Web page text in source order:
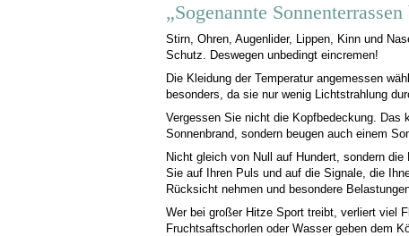
„Sogenannte
Stirn, Ohren, Augenlider, Lippen, Kinn und
Schutz. Deswegen unbedingt eincremen!
Die Kleidung der Temperatur angemessen
besonders, da sie nur wenig Lichtstrahlung
Vergessen Sie nicht die Kopfbedeckung.
Sonnenbrand, sondern beugen auch einem
Nicht gleich von Null auf Hundert, sondern
Sie auf Ihren Puls und auf die Signale, die
Rücksicht nehmen und besondere
Wer bei großer Hitze Sport treibt, verliert viel
Fruchtsaftschorlen oder Wasser geben dem